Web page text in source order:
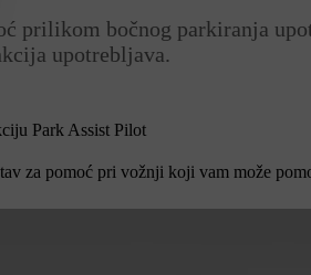
prilikom bočnog parkiranja
upotrebljava.
Park Assist Pilot
za pomoć pri vožnji koji vam može